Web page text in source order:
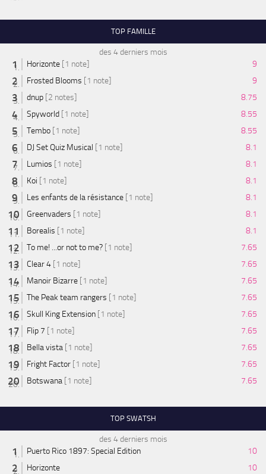
TOP FAMILLE
des 4 derniers mois
Horizonte [1 note]
9
Frosted Blooms [1 note]
9
dnup [2 notes]
8.75
Spyworld [1 note]
8.55
Tembo [1 note]
8.55
DJ Set Quiz Musical [1 note]
8.1
Lumios [1 note]
8.1
Koi [1 note]
8.1
Les enfants de la résistance [1 note]
8.1
Greenvaders [1 note]
8.1
Borealis [1 note]
8.1
To me! ...or not to me? [1 note]
7.65
Clear 4 [1 note]
7.65
Manoir Bizarre [1 note]
7.65
The Peak team rangers [1 note]
7.65
Skull King Extension [1 note]
7.65
Flip 7 [1 note]
7.65
Bella vista [1 note]
7.65
Fright Factor [1 note]
7.65
Botswana [1 note] 7.65
TOP SWATSH
des 4 derniers mois
Puerto Rico 1897: Special Edition
10
Horizonte
10